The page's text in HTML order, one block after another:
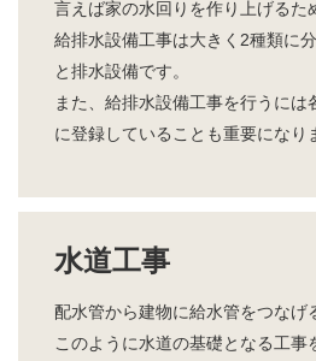
言えば家の水回りを作り上げるた
給排水設備工事は大きく2種類に
と排水設備です。
また、給排水設備工事を行うには
に登録していることも重要になり
水道工事
配水管から建物に給水管をつなげ
このように水道の基礎となる工事